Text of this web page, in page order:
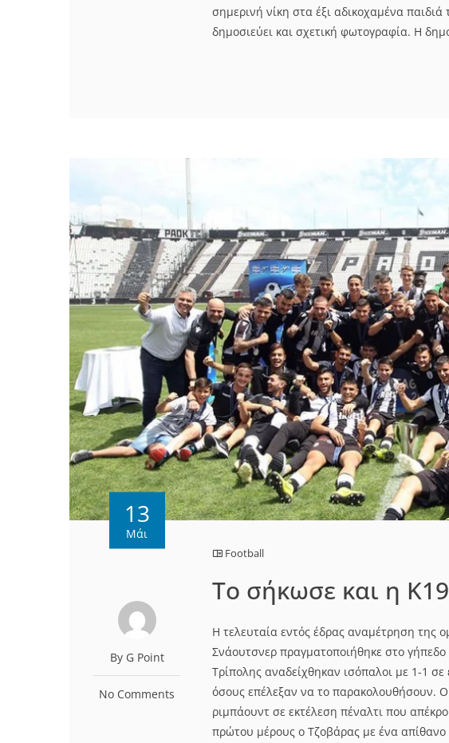
σημερινή νίκη στα έξι αδικοχαμένα
δημοσιεύει και σχετική φωτογραφία. Η
13
Μάι
By G Point
No Comments
Football
Το σήκωσε και η
Η τελευταία εντός έδρας αναμέτρηση της
Σνάουτσνερ πραγματοποιήθηκε στο
Τρίπολης αναδείχθηκαν ισόπαλοι με 1-1
όσους επέλεξαν να το παρακολουθήσουν.
ριμπάουντ σε εκτέλεση πέναλτι που
πρώτου μέρους ο Τζοβάρας με ένα